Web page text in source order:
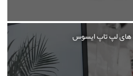
لپ تاپ ایسوس